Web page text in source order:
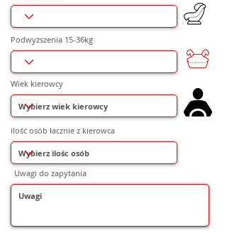
Podwyższenia 15-36kg
Wiek kierowcy
ilość osób łacznie z kierowca
Uwagi do zapytania